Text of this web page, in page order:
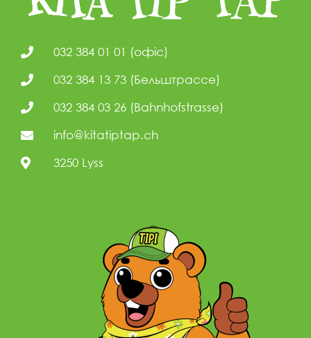
032 384 01 01 (офіс)
032 384 13 73 (Бельштрассе)
032 384 03 26 (Bahnhofstrasse)
info@kitatiptap.ch
3250 Lyss